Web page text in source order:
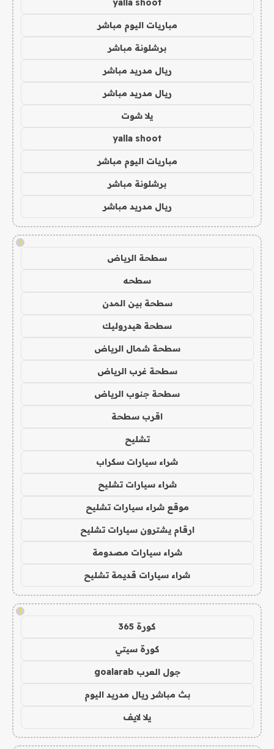
مباريات اليوم مباشر
برشلونة مباشر
ريال مدريد مباشر
ريال مدريد مباشر
يلا شوت
yalla shoot
مباريات اليوم مباشر
برشلونة مباشر
ريال مدريد مباشر
!
سطحة الرياض
سطحه
سطحة بين المدن
سطحة هيدروليك
سطحة شمال الرياض
سطحة غرب الرياض
سطحة جنوب الرياض
اقرب سطحة
تشليح
شراء سيارات سكراب
شراء سيارات تشليح
موقع شراء سيارات تشليح
ارقام يشترون سيارات تشليح
شراء سيارات مصدومة
شراء سيارات قديمة تشليح
!
كورة 365
كورة سيتي
جول العرب goalarab
بث مباشر ريال مدريد اليوم
يلا لايف